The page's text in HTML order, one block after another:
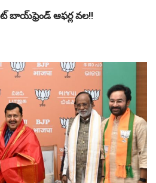
బాయ్‌ఫ్రెండ్ ఆఫర్ల వల!!